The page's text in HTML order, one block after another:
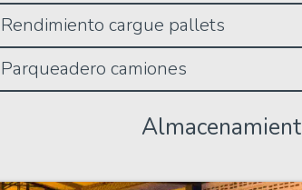
Rendimiento cargue pallets
Parqueadero camiones